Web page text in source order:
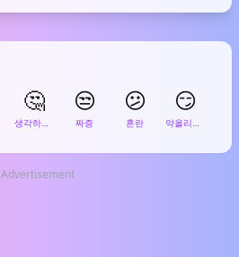
🤔
생각하는 얼굴
😒
짜증
😕
혼란
😏
약올리는 미소
Advertisement